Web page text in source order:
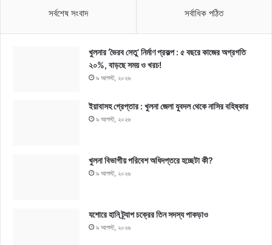
সর্বশেষ সংবাদ সর্বাধিক পঠিত
খুলনার ‘ভৈরব সেতু’ নির্মাণ প্রকল্প : ৫ বছরে কাজের অগ্রগতি
২০%, বাড়ছে সময় ও খরচ!
৯ আগস্ট, ২০২৬
ইয়াবাসহ গ্রেপ্তার : খুলনা জেলা যুবদল থেকে নাসির বহিষ্কার
৯ আগস্ট, ২০২৬
খুলনা বিভাগীয় পরিবেশ অধিদপ্তরে হচ্ছেটা কী?
৯ আগস্ট, ২০২৬
যশোরে হানি ট্র্যাপ চক্রের তিন সদস্য পাকড়াও
৯ আগস্ট, ২০২৬